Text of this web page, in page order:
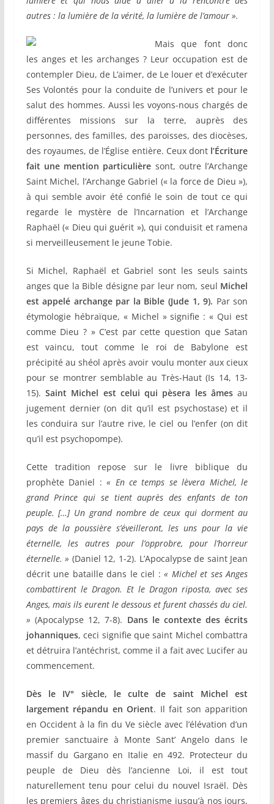
autres : la lumière de la vérité, la lumière de l’amour ».
Mais que font donc
les anges et les archanges ? Leur occupation est de
contempler Dieu, de L’aimer, de Le louer et d’exécuter
Ses Volontés pour la conduite de l’univers et pour le
salut des hommes. Aussi les voyons-nous chargés de
différentes missions sur la terre, auprès des
personnes, des familles, des paroisses, des diocèses,
des royaumes, de l’Église entière. Ceux dont l’Écriture
fait une mention particulière sont, outre l’Archange
Saint Michel, l’Archange Gabriel (« la force de Dieu »),
à qui semble avoir été confié le soin de tout ce qui
regarde le mystère de l’Incarnation et l’Archange
Raphaël (« Dieu qui guérit »), qui conduisit et ramena
si merveilleusement le jeune Tobie.
Si Michel, Raphaël et Gabriel sont les seuls saints
anges que la Bible désigne par leur nom, seul Michel
est appelé archange par la Bible (Jude 1, 9). Par son
étymologie hébraïque, « Michel » signifie : « Qui est
comme Dieu ? » C’est par cette question que Satan
est vaincu, tout comme le roi de Babylone est
précipité au shéol après avoir voulu monter aux cieux
pour se montrer semblable au Très-Haut (Is 14, 13-
15).Saint Michel est celui qui pèsera les âmes au
jugement dernier (on dit qu’il est psychostase) et il
les conduira sur l’autre rive, le ciel ou l’enfer (on dit
qu’il est psychopompe).
Cette tradition repose sur le livre biblique du
prophète Daniel :« En ce temps se lèvera Michel, le
grand Prince qui se tient auprès des enfants de ton
peuple. […] Un grand nombre de ceux qui dorment au
pays de la poussière s’éveilleront, les uns pour la vie
éternelle, les autres pour l’opprobre, pour l’horreur
éternelle. » (Daniel 12, 1-2). L’Apocalypse de saint Jean
décrit une bataille dans le ciel :« Michel et ses Anges
combattirent le Dragon. Et le Dragon riposta, avec ses
Anges, mais ils eurent le dessous et furent chassés du ciel.
» (Apocalypse 12, 7-8). Dans le contexte des écrits
johanniques, ceci signifie que saint Michel combattra
et détruira l’antéchrist, comme il a fait avec Lucifer au
commencement.
Dès le IV° siècle, le culte de saint Michel est
largement répandu en Orient. Il fait son apparition
en Occident à la fin du Ve siècle avec l’élévation d’un
premier sanctuaire à Monte Sant’ Angelo dans le
massif du Gargano en Italie en 492. Protecteur du
peuple de Dieu dès l’ancienne Loi, il est tout
naturellement tenu pour celui du nouvel Israël. Dès
les premiers âges du christianisme jusqu’à nos jours,